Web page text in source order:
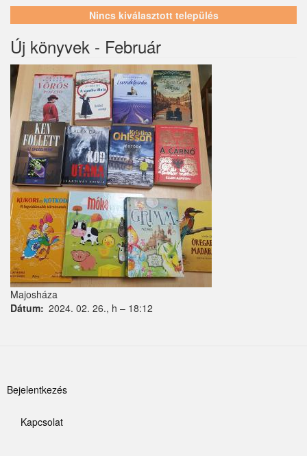
Hernád
Hévízgyörk
Iklad
Ipolydamásd
Ipolytölgyes
Káva
Kemence
Kismaros
Kisnémedi
Kisoroszi
Kóka
Kőröstetétlen
Leányfalu
Letkés
Nincs kiválasztott település
Új könyvek - Február
Majosháza
Dátum 2024. 02. 26., h – 18:12
Felhasználói
menüje
Bejelentkezés
Lábléc
Kapcsolat